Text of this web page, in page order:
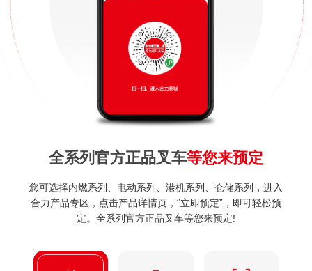
全系列官方正品叉车等您来预定
您可选择内燃系列、电动系列、港机系列、仓储系列，进入
合力产品专区，点击产品详情页，“立即预定”，即可轻松预
定。全系列官方正品叉车等您来预定!